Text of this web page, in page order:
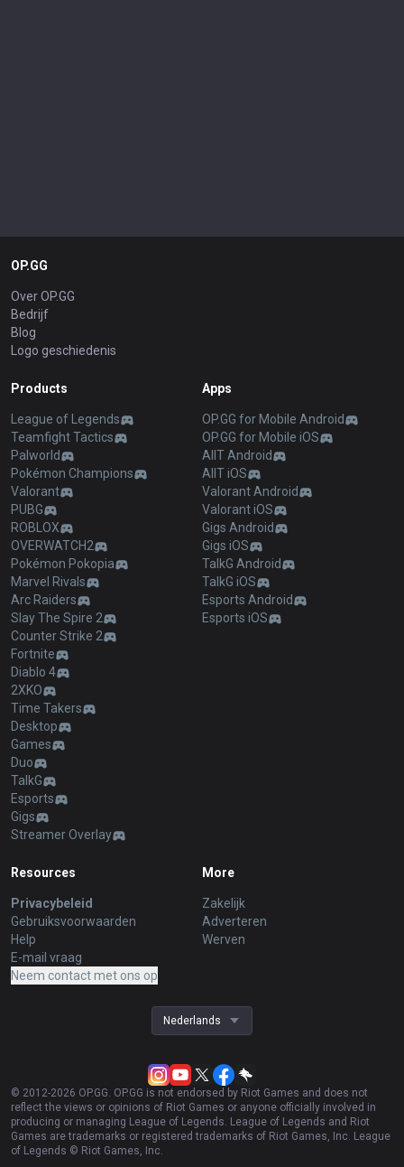
OP.GG
Over OP.GG
Bedrijf
Blog
Logo geschiedenis
Products
League of Legends
Teamfight Tactics
Palworld
Pokémon Champions
Valorant
PUBG
ROBLOX
OVERWATCH2
Pokémon Pokopia
Marvel Rivals
Arc Raiders
Slay The Spire 2
Counter Strike 2
Fortnite
Diablo 4
2XKO
Time Takers
Desktop
Games
Duo
TalkG
Esports
Gigs
Streamer Overlay
Apps
OP.GG for Mobile Android
OP.GG for Mobile iOS
AllT Android
AllT iOS
Valorant Android
Valorant iOS
Gigs Android
Gigs iOS
TalkG Android
TalkG iOS
Esports Android
Esports iOS
Resources
Privacybeleid
Gebruiksvoorwaarden
Help
E-mail vraag
Neem contact met ons op
More
Zakelijk
Adverteren
Werven
Nederlands
© 2012-2026 OP.GG. OP.GG is not endorsed by Riot Games and does not
reflect the views or opinions of Riot Games or anyone officially involved in
producing or managing League of Legends. League of Legends and Riot
Games are trademarks or registered trademarks of Riot Games, Inc. League
of Legends © Riot Games, Inc.